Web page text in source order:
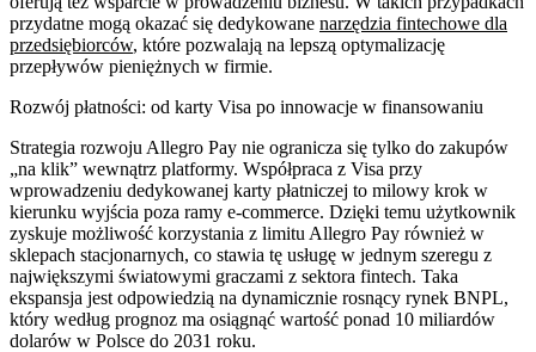
przydatne mogą okazać się dedykowane narzędzia fintechowe dla
przedsiębiorców, które pozwalają na lepszą optymalizację
przepływów pieniężnych w firmie.
Rozwój płatności: od karty Visa po innowacje w finansowaniu
Strategia rozwoju Allegro Pay nie ogranicza się tylko do zakupów
„na klik” wewnątrz platformy. Współpraca z Visa przy
wprowadzeniu dedykowanej karty płatniczej to milowy krok w
kierunku wyjścia poza ramy e-commerce. Dzięki temu użytkownik
zyskuje możliwość korzystania z limitu Allegro Pay również w
sklepach stacjonarnych, co stawia tę usługę w jednym szeregu z
największymi światowymi graczami z sektora fintech. Taka
ekspansja jest odpowiedzią na dynamicznie rosnący rynek BNPL,
który według prognoz ma osiągnąć wartość ponad 10 miliardów
dolarów w Polsce do 2031 roku.